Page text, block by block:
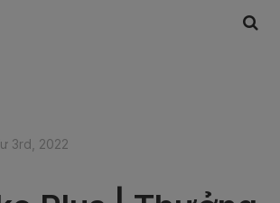
3rd, 2022